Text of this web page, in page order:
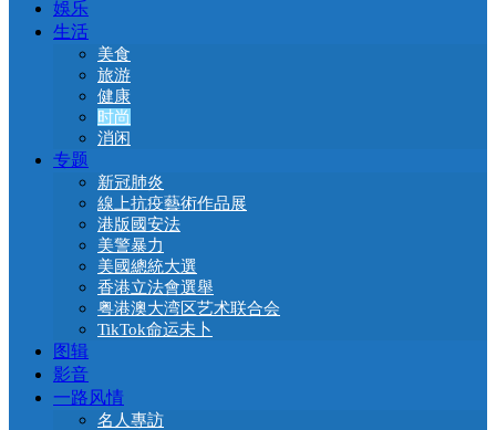
娛乐
生活
美食
旅游
健康
时尚
消闲
专题
新冠肺炎
線上抗疫藝術作品展
港版國安法
美警暴力
美國總統大選
香港立法會選舉
粤港澳大湾区艺术联合会
TikTok命运未卜
图辑
影音
一路风情
名人專訪